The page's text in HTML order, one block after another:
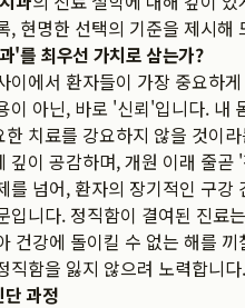
, 현명한 선택의 기준을 제시해
'를 최우선 가치로 삼는가?
이에서 환자들이 가장 중요하
이 아닌, 바로 '신뢰'입니다. 내
치료를 강요하지 않을 것이
깊이 공감하며, 개원 이래 줄
를 넘어, 환자의 장기적인 구
입니다. 정직함이 결여된 진료
건강에 돌이킬 수 없는 해를
직함을 잃지 않으려 노력합니다.
과정